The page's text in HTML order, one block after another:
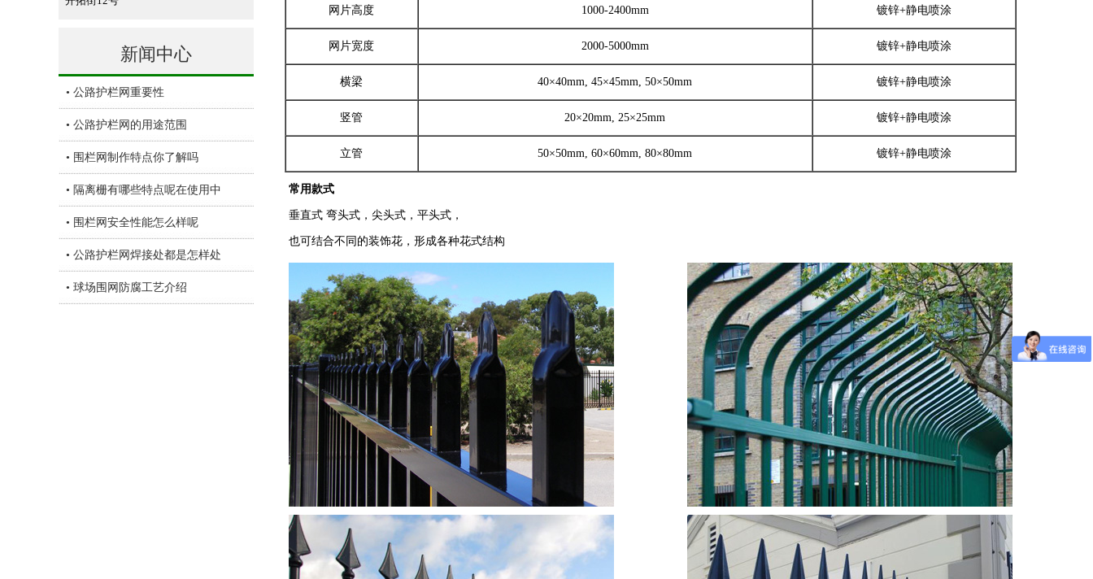
新闻中心
• 公路护栏网重要性
• 公路护栏网的用途范围
• 围栏网制作特点你了解吗
• 隔离栅有哪些特点呢在使用中
• 围栏网安全性能怎么样呢
• 公路护栏网焊接处都是怎样处
• 球场围网防腐工艺介绍
网片高度 1000-2400mm 镀锌+静电喷涂
网片宽度 2000-5000mm 镀锌+静电喷涂
横梁 40×40mm, 45×45mm, 50×50mm 镀锌+静电喷涂
竖管 20×20mm, 25×25mm 镀锌+静电喷涂
立管 50×50mm, 60×60mm, 80×80mm 镀锌+静电喷涂
常用款式
垂直式 弯头式，尖头式，平头式，
也可结合不同的装饰花，形成各种花式结构